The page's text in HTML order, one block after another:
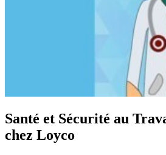
Santé et Sécurité au
chez Loyco